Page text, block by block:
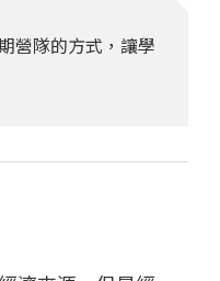
營隊的方式，讓學